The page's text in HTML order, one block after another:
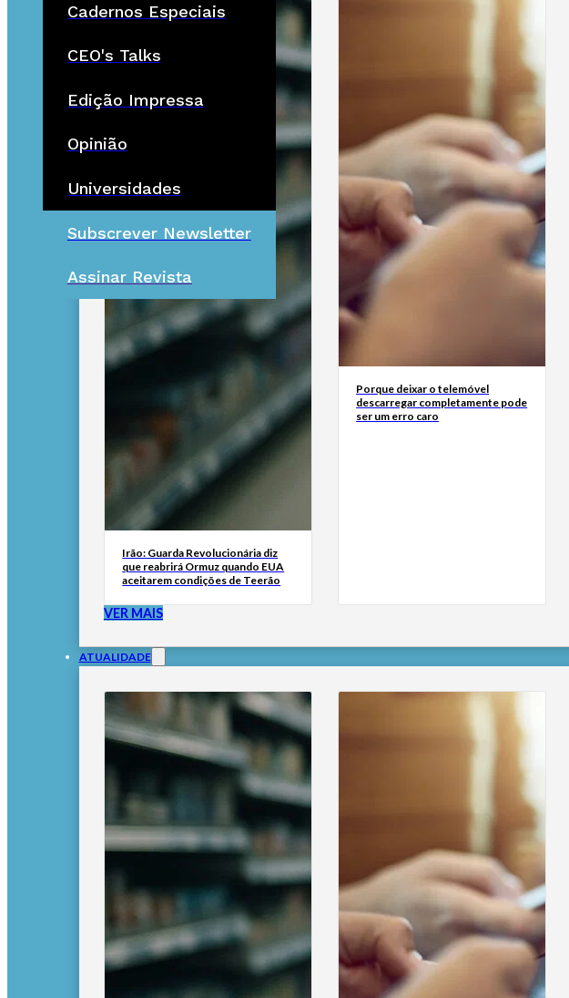
Cadernos Especiais
CEO's Talks
Edição Impressa
Opinião
Universidades
Subscrever Newsletter
Assinar Revista
Irão: Guarda Revolucionária diz
que reabrirá Ormuz quando EUA
aceitarem condições de Teerão
Porque deixar o telemóvel
descarregar completamente pode
ser um erro caro
VER MAIS
ATUALIDADE